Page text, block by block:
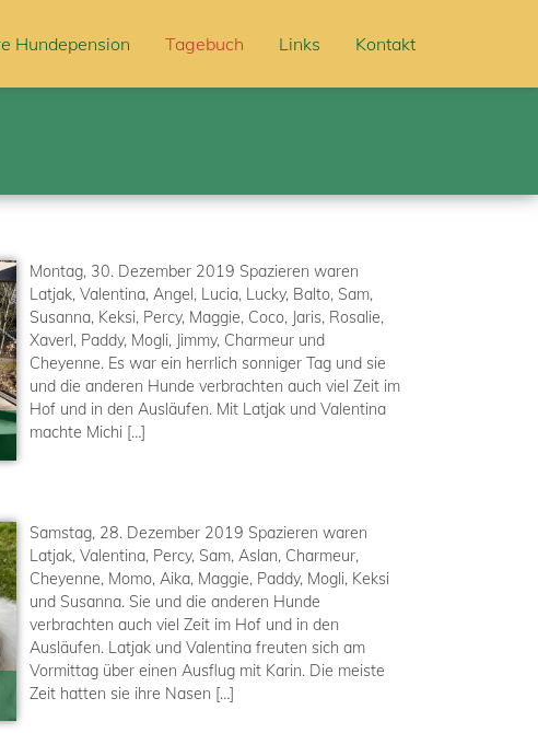
Hundepension Tagebuch Links Kontakt
Montag, 30. Dezember 2019 Spazieren waren
Latjak, Valentina, Angel, Lucia, Lucky, Balto, Sam,
Susanna, Keksi, Percy, Maggie, Coco, Jaris, Rosalie,
Xaverl, Paddy, Mogli, Jimmy, Charmeur und
Cheyenne. Es war ein herrlich sonniger Tag und sie
und die anderen Hunde verbrachten auch viel Zeit im
Hof und in den Ausläufen. Mit Latjak und Valentina
machte Michi […]
Samstag, 28. Dezember 2019 Spazieren waren
Latjak, Valentina, Percy, Sam, Aslan, Charmeur,
Cheyenne, Momo, Aika, Maggie, Paddy, Mogli, Keksi
und Susanna. Sie und die anderen Hunde
verbrachten auch viel Zeit im Hof und in den
Ausläufen. Latjak und Valentina freuten sich am
Vormittag über einen Ausflug mit Karin. Die meiste
Zeit hatten sie ihre Nasen […]